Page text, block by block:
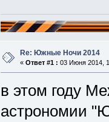
Re: Южные Ночи 2014
« Ответ #1 : 03 Июня 2014,
в этом году
астрономии